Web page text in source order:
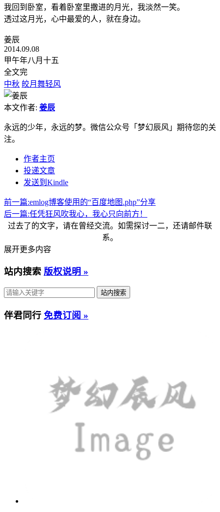
我回到卧室，看着卧室里撒进的月光，我淡然一笑。
透过这月光，心中最爱的人，就在身边。
姜辰
2014.09.08
甲午年八月十五
全文完
中秋 皎月舞轻风
本文作者: 姜辰
永远的少年，永远的梦。微信公众号「梦幻辰风」期待您的关
注。
作者主页
投递文章
发送到Kindle
前一篇:emlog博客使用的“百度地图.php”分享
后一篇:任凭狂风吹我心，我心只向前方！
过去了的文字，请在曾经交流。如需探讨一二，还请邮件联
系。
展开更多内容
站内搜索 版权说明 »
伴君同行 免费订阅 »